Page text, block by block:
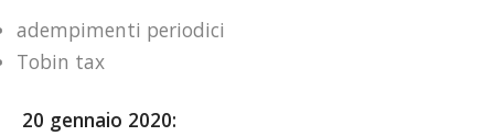
adempimenti periodici
Tobin tax
20 gennaio 2020: